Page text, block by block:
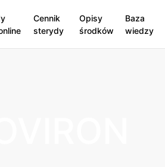
Cennik
sterydy
Opisy
środków
Baza
wiedzy